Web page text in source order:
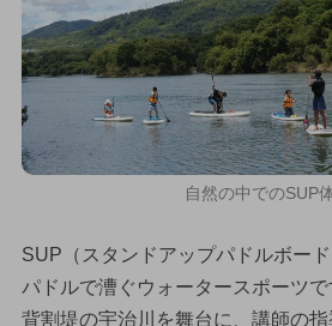
自然の中でのSUP
SUP（スタンドアップパドルボー
パドルで漕ぐウォータースポーツで
背割堤の宇治川を舞台に、講師の